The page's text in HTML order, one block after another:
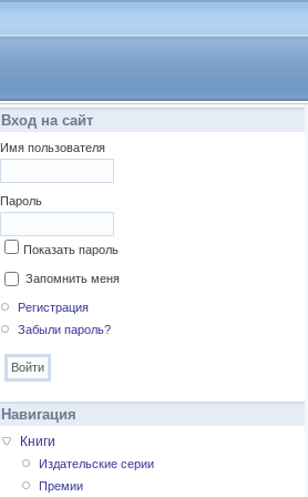
Вход на сайт
Имя пользователя
Пароль
Показать пароль
Запомнить меня
Регистрация
Забыли пароль?
Навигация
Книги
Издательские серии
Премии